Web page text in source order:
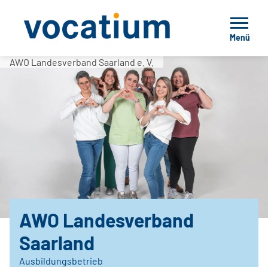
Menü
AWO Landesverband Saarland e. V.
AWO Landesverband
Saarland
Ausbildungsbetrieb